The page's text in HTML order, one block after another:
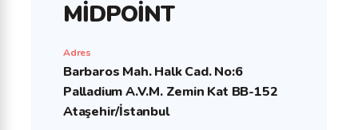
MİDPOİNT
Adres
Barbaros Mah. Halk Cad. No:6
Palladium A.V.M. Zemin Kat BB-152
Ataşehir/İstanbul